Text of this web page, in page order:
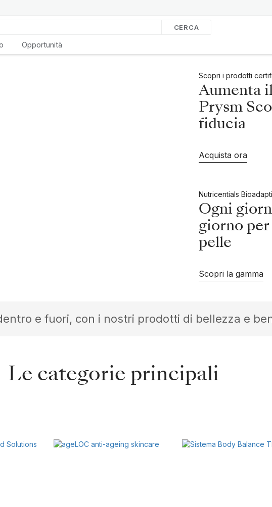
CERCA
Opportunità
Scopri i prodotti
Aumenta
Prysm
fiducia
Acquista ora
Nutricentials
Ogni
giorno per
pelle
Scopri la gamma
e fuori, con i nostri prodotti di bellezza e
Le categorie principali